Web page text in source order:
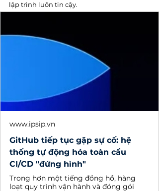
lập trình luôn tin cậy.
www.ipsip.vn
GitHub tiếp tục gặp sự cố: hệ
thống tự động hóa toàn cầu
CI/CD "đứng hình"
Trong hơn một tiếng đồng hồ, hàng
loạt quy trình vận hành và đóng gói